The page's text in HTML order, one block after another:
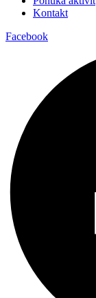
Kontakt
Facebook